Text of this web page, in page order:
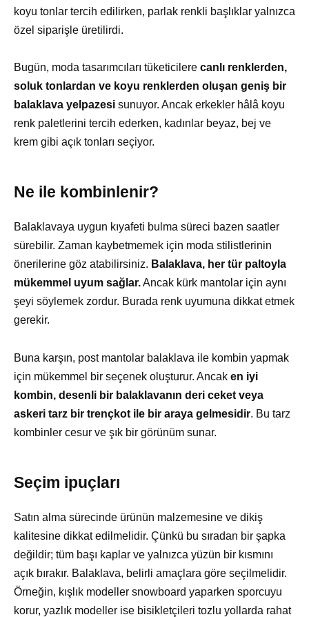
koyu tonlar tercih edilirken, parlak renkli başlıklar yalnızca
özel siparişle üretilirdi.
Bugün, moda tasarımcıları tüketicilere canlı renklerden,
soluk tonlardan ve koyu renklerden oluşan geniş bir
balaklava yelpazesi sunuyor. Ancak erkekler hâlâ koyu
renk paletlerini tercih ederken, kadınlar beyaz, bej ve
krem gibi açık tonları seçiyor.
Ne ile kombinlenir?
Balaklavaya uygun kıyafeti bulma süreci bazen saatler
sürebilir. Zaman kaybetmemek için moda stilistlerinin
önerilerine göz atabilirsiniz. Balaklava, her tür paltoyla
mükemmel uyum sağlar.Ancak kürk mantolar için aynı
şeyi söylemek zordur. Burada renk uyumuna dikkat etmek
gerekir.
Buna karşın, post mantolar balaklava ile kombin yapmak
için mükemmel bir seçenek oluşturur. Ancak en iyi
kombin, desenli bir balaklavanın deri ceket veya
askeri tarz bir trençkot ile bir araya gelmesidir. Bu tarz
kombinler cesur ve şık bir görünüm sunar.
Seçim ipuçları
Satın alma sürecinde ürünün malzemesine ve dikiş
kalitesine dikkat edilmelidir. Çünkü bu sıradan bir şapka
değildir; tüm başı kaplar ve yalnızca yüzün bir kısmını
açık bırakır. Balaklava, belirli amaçlara göre seçilmelidir.
Örneğin, kışlık modeller snowboard yaparken sporcuyu
korur, yazlık modeller ise bisikletçileri tozlu yollarda rahat